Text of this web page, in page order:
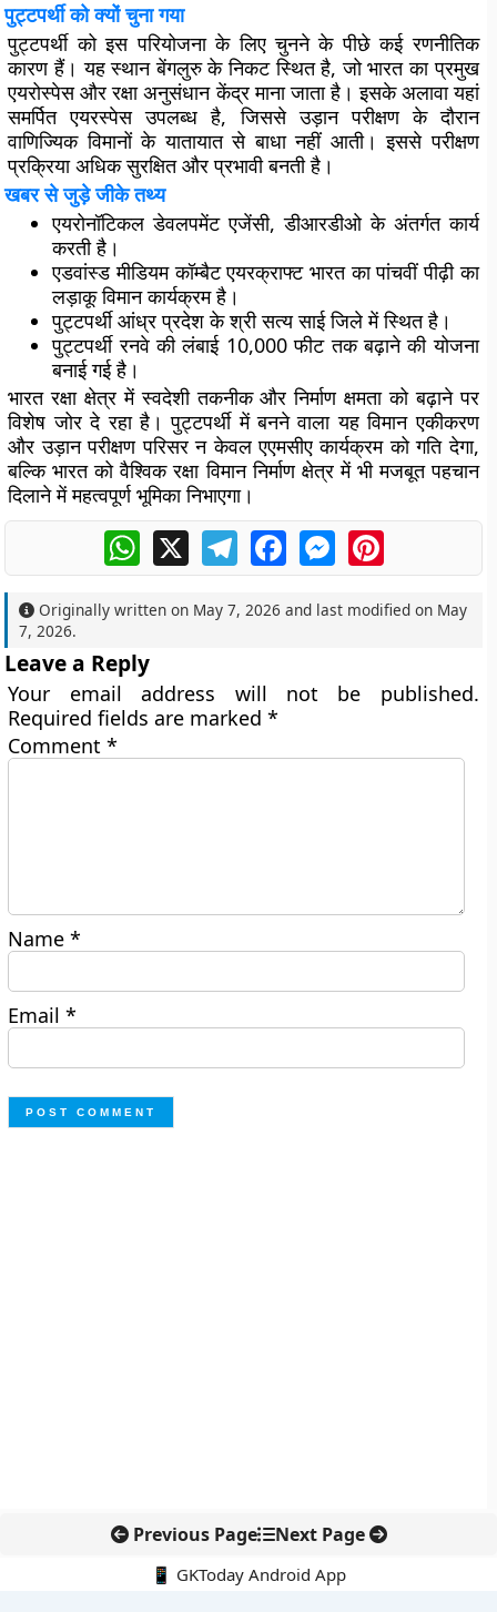
पुट्टपर्थी को क्यों चुना गया
पुट्टपर्थी को इस परियोजना के लिए चुनने के पीछे कई रणनीतिक
कारण हैं। यह स्थान बेंगलुरु के निकट स्थित है, जो भारत का प्रमुख
एयरोस्पेस और रक्षा अनुसंधान केंद्र माना जाता है। इसके अलावा यहां
समर्पित एयरस्पेस उपलब्ध है, जिससे उड़ान परीक्षण के दौरान
वाणिज्यिक विमानों के यातायात से बाधा नहीं आती। इससे परीक्षण
प्रक्रिया अधिक सुरक्षित और प्रभावी बनती है।
खबर से जुड़े जीके तथ्य
एयरोनॉटिकल डेवलपमेंट एजेंसी, डीआरडीओ के अंतर्गत कार्य
करती है।
एडवांस्ड मीडियम कॉम्बैट एयरक्राफ्ट भारत का पांचवीं पीढ़ी का
लड़ाकू विमान कार्यक्रम है।
पुट्टपर्थी आंध्र प्रदेश के श्री सत्य साई जिले में स्थित है।
पुट्टपर्थी रनवे की लंबाई 10,000 फीट तक बढ़ाने की योजना
बनाई गई है।
भारत रक्षा क्षेत्र में स्वदेशी तकनीक और निर्माण क्षमता को बढ़ाने पर
विशेष जोर दे रहा है। पुट्टपर्थी में बनने वाला यह विमान एकीकरण
और उड़ान परीक्षण परिसर न केवल एएमसीए कार्यक्रम को गति देगा,
बल्कि भारत को वैश्विक रक्षा विमान निर्माण क्षेत्र में भी मजबूत पहचान
दिलाने में महत्वपूर्ण भूमिका निभाएगा।
WhatsApp
X TelegramFacebookMessengerPinterest
Originally written on May 7, 2026 and last modified on May
7, 2026.
Leave a Reply
Your email address will not be published.
Required fields are marked*
Comment*
Name*
Email*
Previous Page Next Page
📱 GKToday Android App